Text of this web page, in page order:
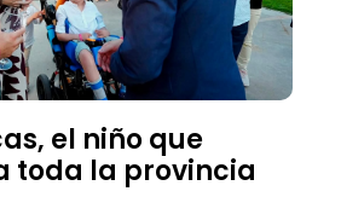
el niño que
toda la provincia